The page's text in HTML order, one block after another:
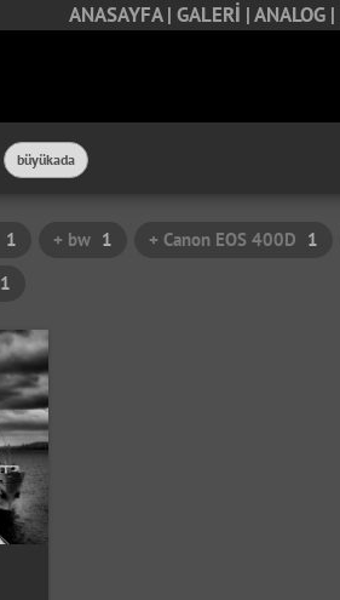
ANASAYFA | GALERİ |ANALOG |
büyükada
1 + bw 1 + Canon EOS 400D 1
1